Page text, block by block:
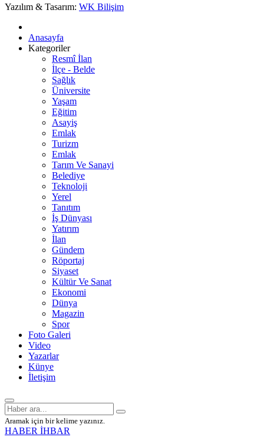
Yazılım & Tasarım: WK Bilişim
Anasayfa
Kategoriler
Resmî İlan
İlçe - Belde
Sağlık
Üniversite
Yaşam
Eğitim
Asayiş
Emlak
Turizm
Emlak
Tarım Ve Sanayi
Belediye
Teknoloji
Yerel
Tanıtım
İş Dünyası
Yatırım
İlan
Gündem
Röportaj
Siyaset
Kültür Ve Sanat
Ekonomi
Dünya
Magazin
Spor
Foto Galeri
Video
Yazarlar
Künye
İletişim
Aramak için bir kelime yazınız.
HABER İHBAR